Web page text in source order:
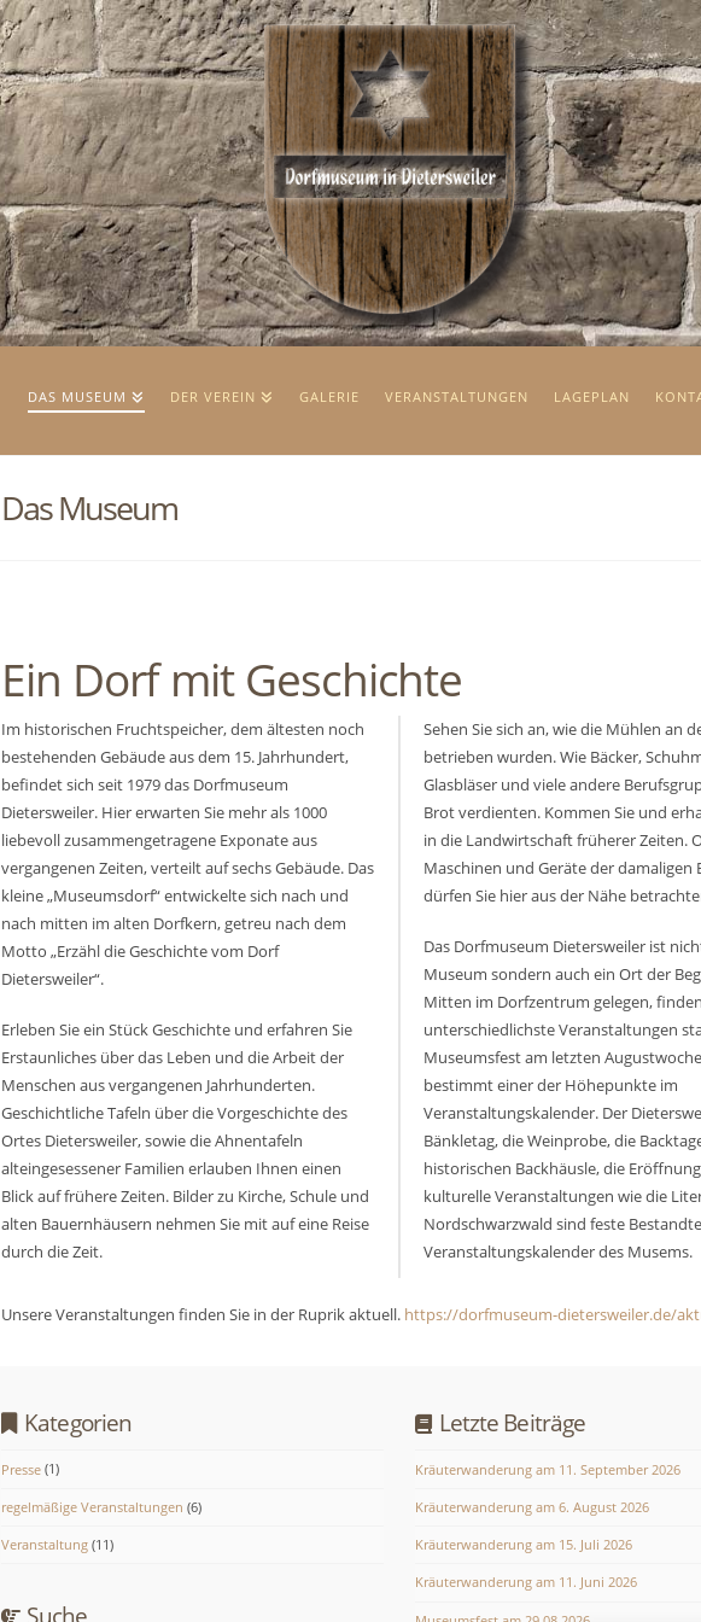
DAS MUSEUM DER VEREIN GALERIE VERANSTALTUNGEN LAGEPLAN
Das Museum
Ein Dorf mit Geschichte
Im historischen Fruchtspeicher, dem ältesten noch
bestehenden Gebäude aus dem 15. Jahrhundert,
befindet sich seit 1979 das Dorfmuseum
Dietersweiler. Hier erwarten Sie mehr als 1000
liebevoll zusammengetragene Exponate aus
vergangenen Zeiten, verteilt auf sechs Gebäude. Das
kleine „Museumsdorf“ entwickelte sich nach und
nach mitten im alten Dorfkern, getreu nach dem
Motto „Erzähl die Geschichte vom Dorf
Dietersweiler“.
Erleben Sie ein Stück Geschichte und erfahren Sie
Erstaunliches über das Leben und die Arbeit der
Menschen aus vergangenen Jahrhunderten.
Geschichtliche Tafeln über die Vorgeschichte des
Ortes Dietersweiler, sowie die Ahnentafeln
alteingesessener Familien erlauben Ihnen einen
Blick auf frühere Zeiten. Bilder zu Kirche, Schule und
alten Bauernhäusern nehmen Sie mit auf eine Reise
durch die Zeit.
Sehen Sie sich an, wie die Mühlen an
betrieben wurden. Wie Bäcker,
Glasbläser und viele andere
Brot verdienten. Kommen Sie und
in die Landwirtschaft früherer Zeiten.
Maschinen und Geräte der damaligen
dürfen Sie hier aus der Nähe
Das Dorfmuseum Dietersweiler ist
Museum sondern auch ein Ort der
Mitten im Dorfzentrum gelegen,
unterschiedlichste Veranstaltungen
Museumsfest am letzten
bestimmt einer der Höhepunkte im
Veranstaltungskalender. Der
Bänkletag, die Weinprobe, die
historischen Backhäusle, die
kulturelle Veranstaltungen wie die
Nordschwarzwald sind feste
Veranstaltungskalender des Musems.
Unsere Veranstaltungen finden Sie in der Ruprik aktuell. https://dorfmuseum-dietersweiler.de/
Kategorien
Presse (1)
regelmäßige Veranstaltungen (6)
Veranstaltung (11)
Suche
Letzte Beiträge
Kräuterwanderung am 11. September 2026
Kräuterwanderung am 6. August 2026
Kräuterwanderung am 15. Juli 2026
Kräuterwanderung am 11. Juni 2026